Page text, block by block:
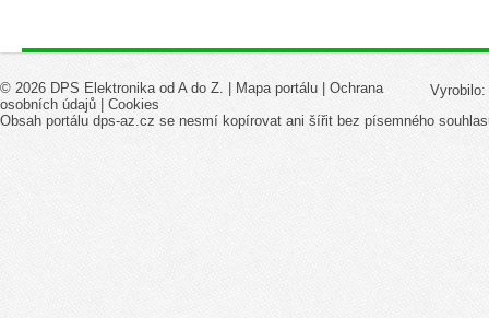
Vyrobilo:
© 2026 DPS Elektronika od A do Z. | Mapa portálu
Ochrana
osobních údajů
Cookies
Obsah portálu dps-az.cz se nesmí kopírovat ani šířit bez písemného